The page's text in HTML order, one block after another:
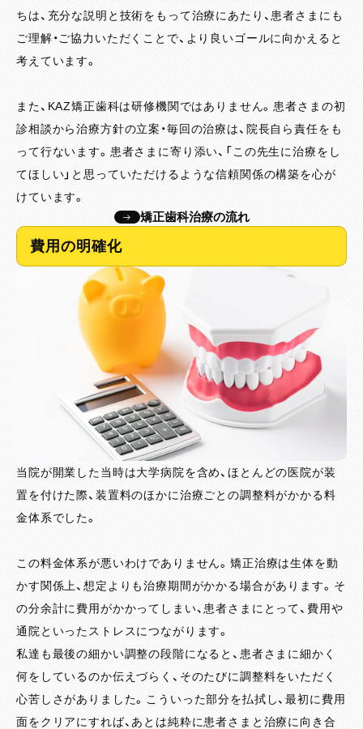
ちは、充分な説明と技術をもって治療にあたり、患者さまにも
ご理解・ご協力いただくことで、より良いゴールに向かえると
考えています。
また、KAZ矯正歯科は研修機関ではありません。患者さまの初
診相談から治療方針の立案・毎回の治療は、院長自ら責任をも
って行ないます。患者さまに寄り添い、「この先生に治療をし
てほしい」と思っていただけるような信頼関係の構築を心が
けています。
矯正歯科治療の流れ
費用の明確化
当院が開業した当時は大学病院を含め、ほとんどの医院が装
置を付けた際、装置料のほかに治療ごとの調整料がかかる料
金体系でした。
この料金体系が悪いわけでありません。矯正治療は生体を動
かす関係上、想定よりも治療期間がかかる場合があります。そ
の分余計に費用がかかってしまい、患者さまにとって、費用や
通院といったストレスにつながります。
私達も最後の細かい調整の段階になると、患者さまに細かく
何をしているのか伝えづらく、そのたびに調整料をいただく
心苦しさがありました。こういった部分を払拭し、最初に費用
面をクリアにすれば、あとは純粋に患者さまと治療に向き合